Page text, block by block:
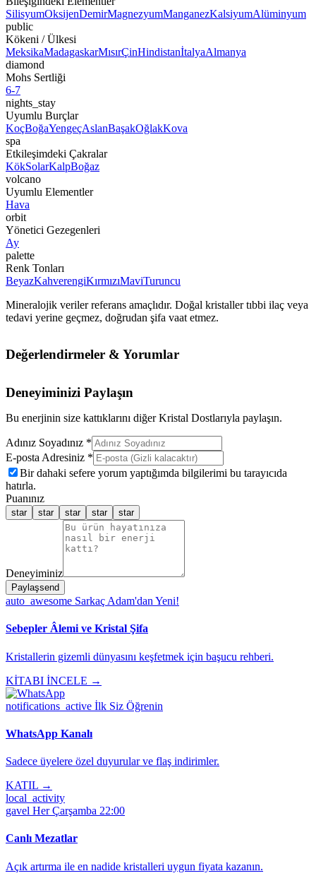
SilisyumOksijenDemirMagnezyumManganezKalsiyumAlüminyum
public
Kökeni / Ülkesi
MeksikaMadagaskarMısırÇinHindistanİtalyaAlmanya
diamond
Mohs Sertliği
6-7
nights_stay
Uyumlu Burçlar
KoçBoğaYengeçAslanBaşakOğlakKova
spa
Etkileşimdeki Çakralar
KökSolarKalpBoğaz
volcano
Uyumlu Elementler
Hava
orbit
Yönetici Gezegenleri
Ay
palette
Renk Tonları
BeyazKahverengiKırmızıMaviTuruncu
Mineralojik veriler referans amaçlıdır. Doğal kristaller tıbbi ilaç veya
tedavi yerine geçmez, doğrudan şifa vaat etmez.
Değerlendirmeler & Yorumlar
Deneyiminizi Paylaşın
Bu enerjinin size kattıklarını diğer Kristal Dostlarıyla paylaşın.
Adınız Soyadınız *
E-posta Adresiniz *
Bir dahaki sefere yorum yaptığımda bilgilerimi bu tarayıcıda
hatırla.
Puanınız
star star star star star
Deneyiminiz
Paylaşsend
auto_awesome Sarkaç Adam'dan Yeni!
Sebepler Âlemi ve Kristal Şifa
Kristallerin gizemli dünyasını keşfetmek için başucu rehberi.
KİTABI İNCELE →
notifications_active İlk Siz Öğrenin
WhatsApp Kanalı
Sadece üyelere özel duyurular ve flaş indirimler.
KATIL →
local_activity
gavel Her Çarşamba 22:00
Canlı Mezatlar
Açık artırma ile en nadide kristalleri uygun fiyata kazanın.